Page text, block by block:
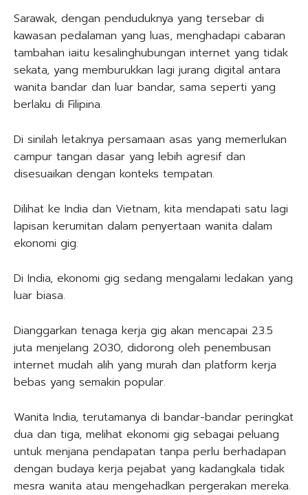
Sarawak, dengan penduduknya yang tersebar di
kawasan pedalaman yang luas, menghadapi cabaran
tambahan iaitu kesalinghubungan internet yang tidak
sekata, yang memburukkan lagi jurang digital antara
wanita bandar dan luar bandar, sama seperti yang
berlaku di Filipina.
Di sinilah letaknya persamaan asas yang memerlukan
campur tangan dasar yang lebih agresif dan
disesuaikan dengan konteks tempatan.
Dilihat ke India dan Vietnam, kita mendapati satu lagi
lapisan kerumitan dalam penyertaan wanita dalam
ekonomi gig.
Di India, ekonomi gig sedang mengalami ledakan yang
luar biasa.
Dianggarkan tenaga kerja gig akan mencapai 23.5
juta menjelang 2030, didorong oleh penembusan
internet mudah alih yang murah dan platform kerja
bebas yang semakin popular.
Wanita India, terutamanya di bandar-bandar peringkat
dua dan tiga, melihat ekonomi gig sebagai peluang
untuk menjana pendapatan tanpa perlu berhadapan
dengan budaya kerja pejabat yang kadangkala tidak
mesra wanita atau mengehadkan pergerakan mereka.